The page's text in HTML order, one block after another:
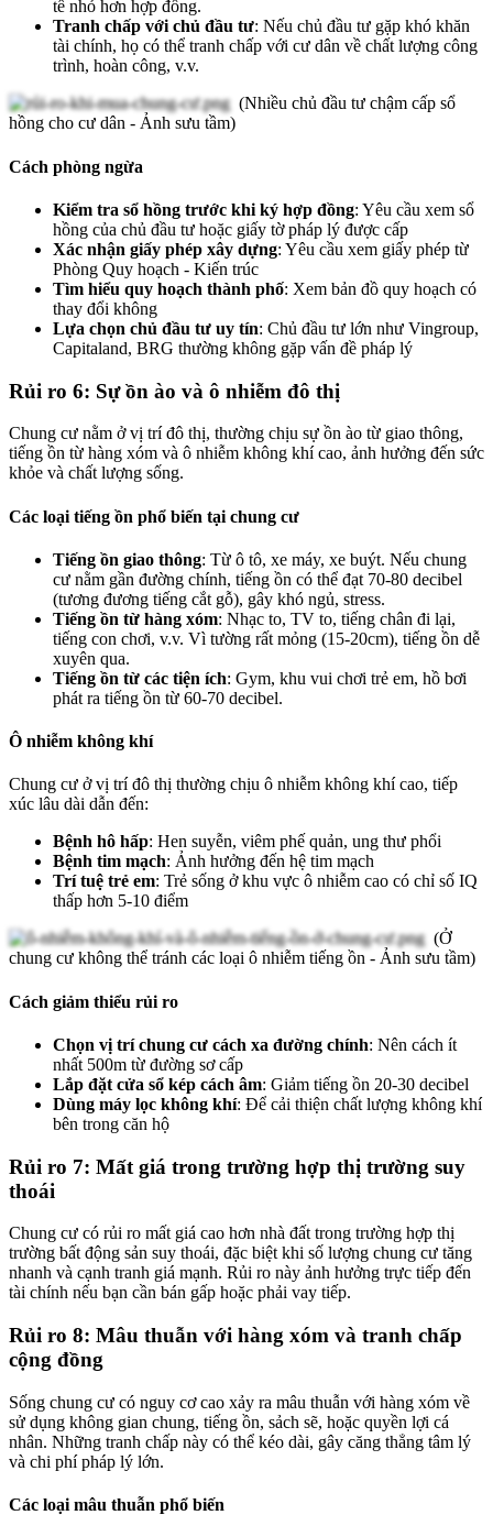
tế nhỏ hơn hợp đồng.
Tranh chấp với chủ đầu tư: Nếu chủ đầu tư gặp khó khăn
tài chính, họ có thể tranh chấp với cư dân về chất lượng công
trình, hoàn công, v.v.
(Nhiều chủ đầu tư chậm cấp sổ
hồng cho cư dân - Ảnh sưu tầm)
Cách phòng ngừa
Kiểm tra sổ hồng trước khi ký hợp đồng: Yêu cầu xem sổ
hồng của chủ đầu tư hoặc giấy tờ pháp lý được cấp
Xác nhận giấy phép xây dựng: Yêu cầu xem giấy phép từ
Phòng Quy hoạch - Kiến trúc
Tìm hiểu quy hoạch thành phố: Xem bản đồ quy hoạch có
thay đổi không
Lựa chọn chủ đầu tư uy tín: Chủ đầu tư lớn như Vingroup,
Capitaland, BRG thường không gặp vấn đề pháp lý
Rủi ro 6: Sự ồn ào và ô nhiễm đô thị
Chung cư nằm ở vị trí đô thị, thường chịu sự ồn ào từ giao thông,
tiếng ồn từ hàng xóm và ô nhiễm không khí cao, ảnh hưởng đến sức
khỏe và chất lượng sống.
Các loại tiếng ồn phổ biến tại chung cư
Tiếng ồn giao thông: Từ ô tô, xe máy, xe buýt. Nếu chung
cư nằm gần đường chính, tiếng ồn có thể đạt 70-80 decibel
(tương đương tiếng cắt gỗ), gây khó ngủ, stress.
Tiếng ồn từ hàng xóm: Nhạc to, TV to, tiếng chân đi lại,
tiếng con chơi, v.v. Vì tường rất mỏng (15-20cm), tiếng ồn dễ
xuyên qua.
Tiếng ồn từ các tiện ích: Gym, khu vui chơi trẻ em, hồ bơi
phát ra tiếng ồn từ 60-70 decibel.
Ô nhiễm không khí
Chung cư ở vị trí đô thị thường chịu ô nhiễm không khí cao, tiếp
xúc lâu dài dẫn đến:
Bệnh hô hấp: Hen suyễn, viêm phế quản, ung thư phổi
Bệnh tim mạch: Ảnh hưởng đến hệ tim mạch
Trí tuệ trẻ em: Trẻ sống ở khu vực ô nhiễm cao có chỉ số IQ
thấp hơn 5-10 điểm
(Ở
chung cư không thể tránh các loại ô nhiễm tiếng ồn - Ảnh sưu tầm)
Cách giảm thiểu rủi ro
Chọn vị trí chung cư cách xa đường chính: Nên cách ít
nhất 500m từ đường sơ cấp
Lắp đặt cửa sổ kép cách âm: Giảm tiếng ồn 20-30 decibel
Dùng máy lọc không khí: Để cải thiện chất lượng không khí
bên trong căn hộ
Rủi ro 7: Mất giá trong trường hợp thị trường suy
thoái
Chung cư có rủi ro mất giá cao hơn nhà đất trong trường hợp thị
trường bất động sản suy thoái, đặc biệt khi số lượng chung cư tăng
nhanh và cạnh tranh giá mạnh. Rủi ro này ảnh hưởng trực tiếp đến
tài chính nếu bạn cần bán gấp hoặc phải vay tiếp.
Rủi ro 8: Mâu thuẫn với hàng xóm và tranh chấp
cộng đồng
Sống chung cư có nguy cơ cao xảy ra mâu thuẫn với hàng xóm về
sử dụng không gian chung, tiếng ồn, sảch sẽ, hoặc quyền lợi cá
nhân. Những tranh chấp này có thể kéo dài, gây căng thẳng tâm lý
và chi phí pháp lý lớn.
Các loại mâu thuẫn phổ biến